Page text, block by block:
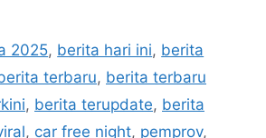
2025, berita hari ini, berita
terbaru, berita terbaru
, berita terupdate, berita
, car free night, pemprov,